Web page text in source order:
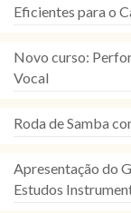
Eficientes para o
Novo curso:
Vocal
Roda de Samba
Apresentação do
Estudos